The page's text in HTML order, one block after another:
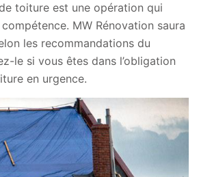
toiture est une opération qui
MW Rénovation saura
les recommandations du
le si vous êtes dans l’obligation
en urgence.